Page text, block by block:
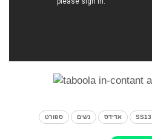
SS13 אדידס נשים ספורט